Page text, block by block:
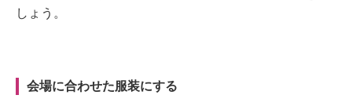
しょう。
会場に合わせた服装にする